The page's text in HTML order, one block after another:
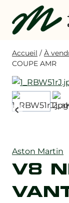
contenu
Accueil / À
COUPE AMR
Aston Martin
V8